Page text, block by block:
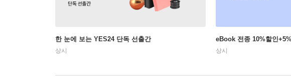
한 눈에 보는 YES24 단독 선출간
상시
eBook 전종 10%할인
상시